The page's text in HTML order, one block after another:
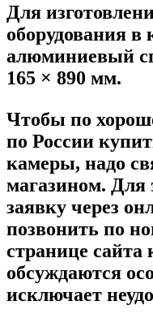
Для
оборудования в
алюминиевый
165 × 890 мм.
Чтобы по
по России
камеры, надо
магазином. Для
заявку через
позвонить по
странице сайта
обсуждаются
исключает